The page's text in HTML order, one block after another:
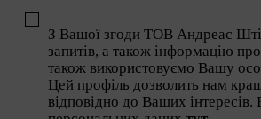
З Вашої згоди ТОВ Андреас
запитів, а також інформацію
також використовуємо Вашу
Цей профіль дозволить нам
відповідно до Ваших